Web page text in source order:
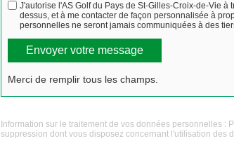
J'autorise l'AS Golf du Pays de St-Gilles-Croix-de-Vie à
dessus, et à me contacter de façon personnalisée à
personnelles ne seront jamais communiquées à des
Merci de remplir tous les champs.
Information sur le traitement de vos données personnelles :
suppression dont vous disposez concernant l'utilisation des